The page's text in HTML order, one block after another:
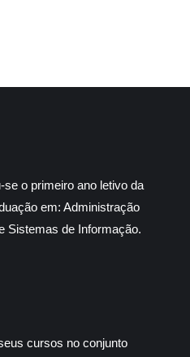
o primeiro ano letivo da
em: Administração
Sistemas de Informação.
cursos no conjunto